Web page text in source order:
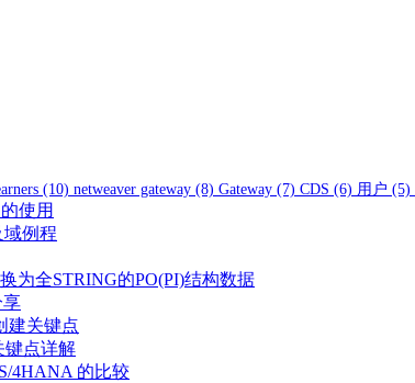
(10) netweaver gateway (8) Gateway (7) CDS (6) 用户 (5)
使用
例程
为全STRING的PO(PI)结构数据
享
建关键点
键点详解
4HANA 的比较